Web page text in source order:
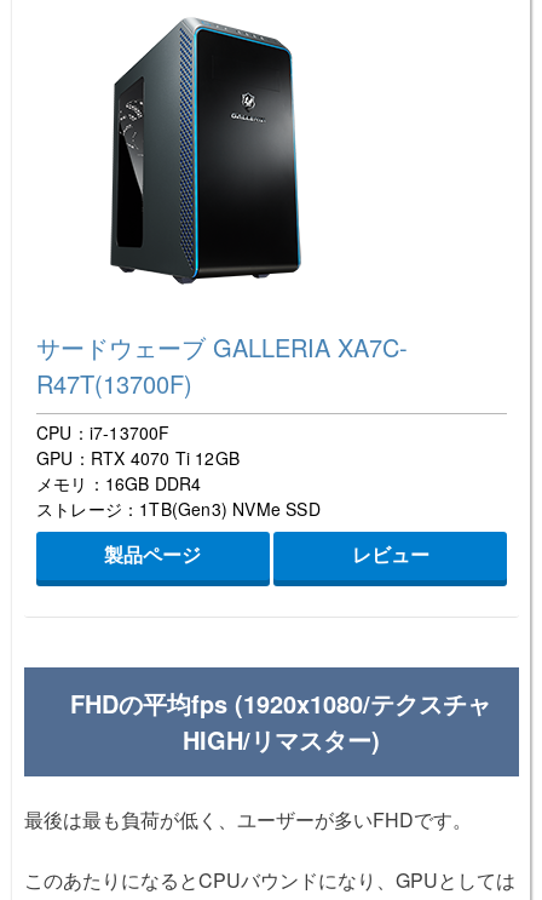
サードウェーブ GALLERIA XA7C-
R47T(13700F)
CPU：i7-13700F
GPU：RTX 4070 Ti 12GB
メモリ：16GB DDR4
ストレージ：1TB(Gen3) NVMe SSD
製品ページ レビュー
FHDの平均fps (1920x1080/テクスチャ
HIGH/リマスター)
最後は最も負荷が低く、ユーザーが多いFHDです。​
このあたりになるとCPUバウンドになり、GPUとしては